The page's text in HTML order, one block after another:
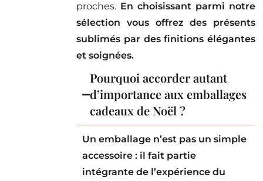
proches. En choisissant parmi notre
sélection vous offrez des présents
sublimés par des finitions élégantes
et soignées.
Pourquoi accorder autant
d’importance aux emballages
cadeaux de Noël ?
Un emballage n’est pas un simple
accessoire : il fait partie
intégrante de l’expérience du